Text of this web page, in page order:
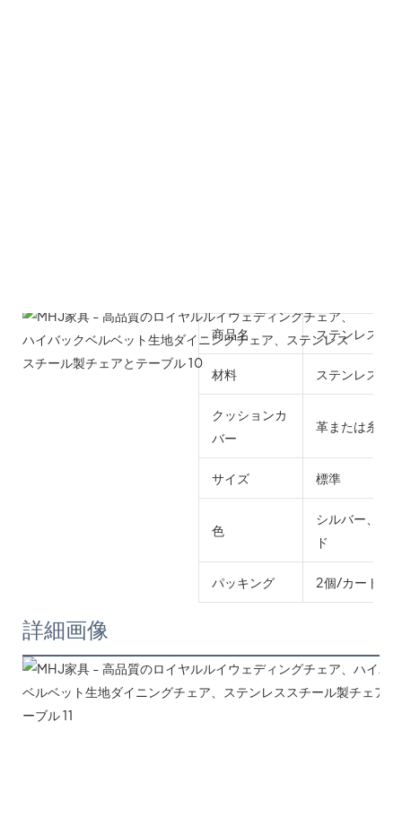
商品名 ステンレス製
材料 ステンレス鋼
クッションカ
バー
革または糸く
サイズ 標準
色
シルバー、ゴ
ド
パッキング 2個/カートン
詳細画像